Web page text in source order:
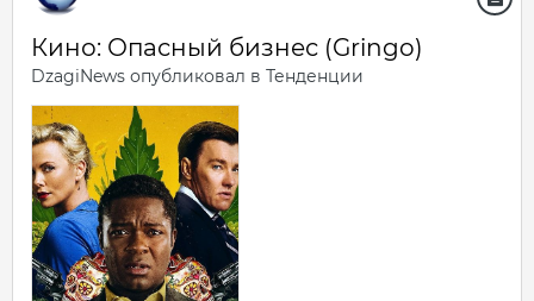
Кино: Опасный бизнес (Gringo)
DzagiNews опубликовал в Тенденции